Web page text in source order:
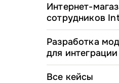
Интернет-
сотрудников
Разработка
для
Все кейсы